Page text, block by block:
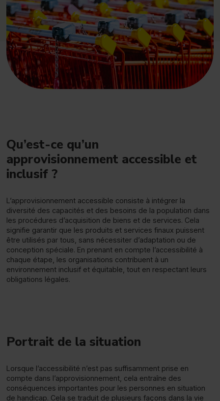
Qu’est-ce qu’un
approvisionnement accessible et
inclusif ?
L’approvisionnement accessible consiste à intégrer la
diversité des capacités et des besoins de la population dans
les procédures d’acquisition de biens et de services. Cela
signifie garantir que les produits et services finaux puissent
être utilisés par tous, sans nécessiter d’adaptation ou de
conception spéciale. En prenant en compte l’accessibilité à
chaque étape, les organisations contribuent à un
environnement inclusif et équitable, tout en respectant leurs
obligations légales.
Portrait de la situation
Lorsque l’accessibilité n’est pas suffisamment prise en
compte dans l’approvisionnement, cela entraîne des
conséquences importantes pour les personnes en situation
de handicap. Cela se traduit de plusieurs façons dans la vie